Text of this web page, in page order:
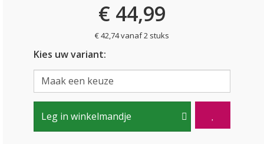
€ 44,99
€ 42,74 vanaf 2 stuks
Kies uw variant:
Leg in winkelmandje